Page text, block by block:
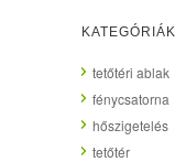
KATEGÓRIÁK
tetőtéri ablak
fénycsatorna
hőszigetelés
tetőtér